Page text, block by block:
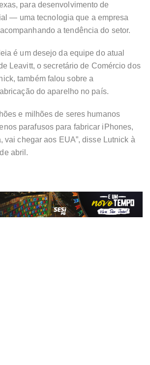
para desenvolvimento de
— uma tecnologia que a empresa
a tendência do setor.
é um desejo da equipe do atual
Leavitt, o secretário de Comércio dos
também falou sobre a
do aparelho no país.
e milhões de seres humanos
parafusos para fabricar iPhones,
vai chegar aos EUA”, disse Lutnick à
abril.